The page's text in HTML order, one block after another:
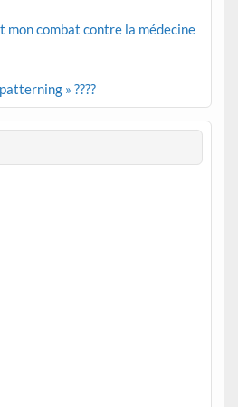
mon combat contre la médecine
» ????